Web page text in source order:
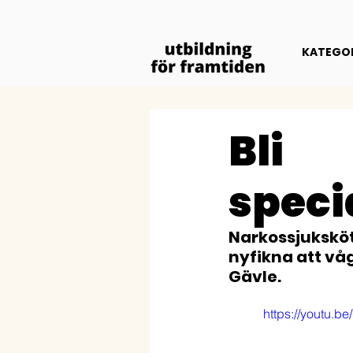
Bli
nyfikna att
Gävle.